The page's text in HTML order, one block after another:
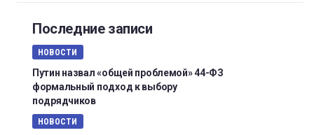
Последние записи
НОВОСТИ
Путин назвал «общей проблемой» 44-ФЗ
формальный подход к выбору
подрядчиков
НОВОСТИ